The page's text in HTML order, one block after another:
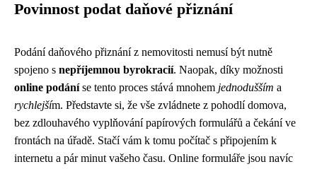
Povinnost podat daňové přiznání
Podání daňového přiznání z nemovitosti nemusí být nutně
spojeno s nepříjemnou byrokracií. Naopak, díky možnosti
online podáníse tento proces stává mnohem jednodušším a
rychlejším. Představte si, že vše zvládnete z pohodlí domova,
bez zdlouhavého vyplňování papírových formulářů a čekání ve
frontách na úřadě. Stačí vám k tomu počítač s připojením k
internetu a pár minut vašeho času. Online formuláře jsou navíc